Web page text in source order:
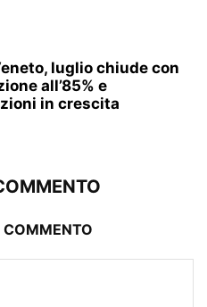
luglio chiude con
all’85% e
in crescita
COMMENTO